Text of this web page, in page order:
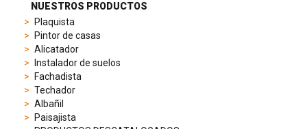
sporty
chronographs
elegant
watches.
model
NUESTROS PRODUCTOS
Plaquista
Pintor de casas
Alicatador
Instalador de suelos
Fachadista
Techador
Albañil
Paisajista